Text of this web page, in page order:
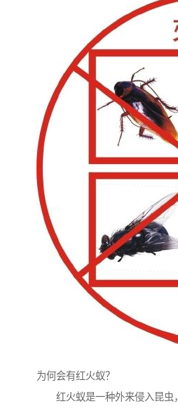
为何会有红火蚁？
红火蚁是一种外来侵入昆虫